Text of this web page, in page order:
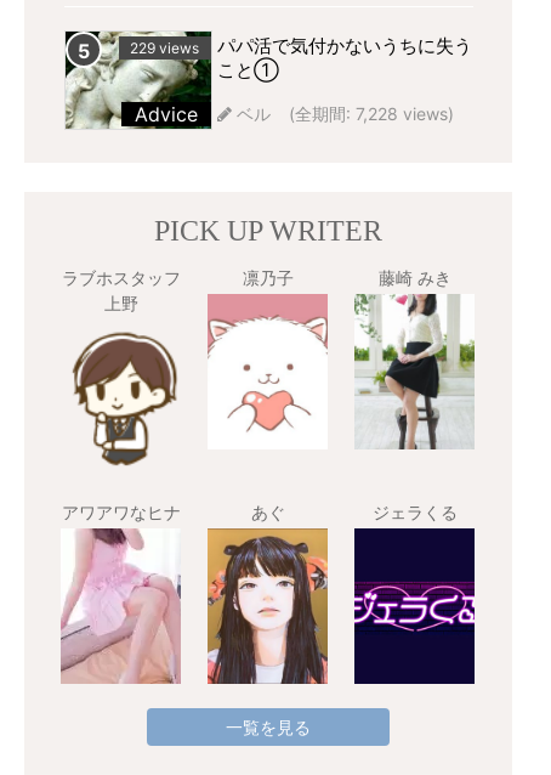
229 views
Advice
パパ活で気付かないうちに失う
こと①
ベル (全期間: 7,228 views)
PICK UP WRITER
ラブホスタッフ
上野
凛乃子 藤崎 みき
アワアワなヒナ あぐ ジェラくる
一覧を見る